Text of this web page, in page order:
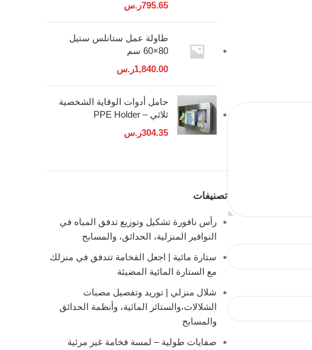
795.65ر.س
طاولة عمل ستانلس ستيل
80×60 سم
1,840.00ر.س
حامل أدوات الوقاية الشخصية
ثلاثي – PPE Holder
304.35ر.س
تصنيفات
رأس نافورة تشكيل وتوزيع تدفق المياه في
النوافير المنزلية، الحدائق، والمسابح
ستارة مائية | اجعل الفخامة تتدفق في منزلك
مع الستارة المائية المضيئة
شلال منزلي | توريد وتفصيل مصبات
الشلالات،والستائر المائية، وأنظمة الحدائق
والمسابح
صفايات طولية – لمسة فخامة غير مرئية